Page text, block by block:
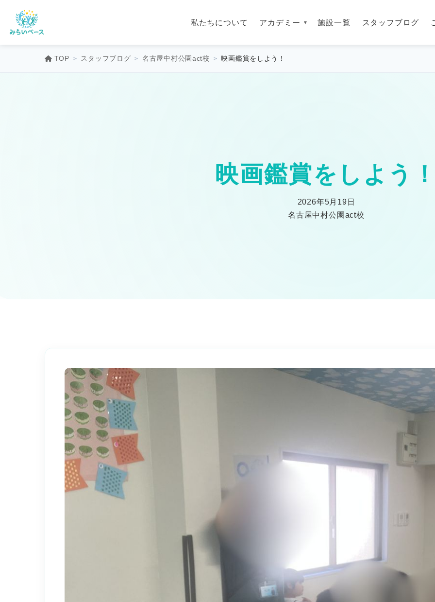
私たちについて アカデミー 施設一覧 スタッフブログ
TOP スタッフブログ 名古屋中村公園act校 映画鑑賞をしよう！
映画鑑賞をしよう！
2026年5月19日
名古屋中村公園act校